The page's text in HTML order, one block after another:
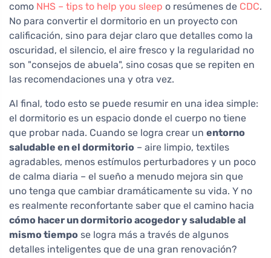
como NHS – tips to help you sleep o resúmenes de CDC.
No para convertir el dormitorio en un proyecto con
calificación, sino para dejar claro que detalles como la
oscuridad, el silencio, el aire fresco y la regularidad no
son "consejos de abuela", sino cosas que se repiten en
las recomendaciones una y otra vez.
Al final, todo esto se puede resumir en una idea simple:
el dormitorio es un espacio donde el cuerpo no tiene
que probar nada. Cuando se logra crear un entorno
saludable en el dormitorio – aire limpio, textiles
agradables, menos estímulos perturbadores y un poco
de calma diaria – el sueño a menudo mejora sin que
uno tenga que cambiar dramáticamente su vida. Y no
es realmente reconfortante saber que el camino hacia
cómo hacer un dormitorio acogedor y saludable al
mismo tiempo se logra más a través de algunos
detalles inteligentes que de una gran renovación?